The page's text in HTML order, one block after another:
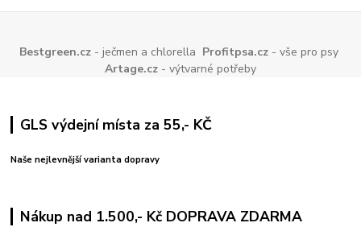
Bestgreen.cz - ječmen a chlorella Profitpsa.cz - vše pro psy
Artage.cz - výtvarné potřeby
GLS výdejní místa za 55,- KČ
Naše nejlevnější varianta dopravy
Nákup nad 1.500,- Kč DOPRAVA ZDARMA